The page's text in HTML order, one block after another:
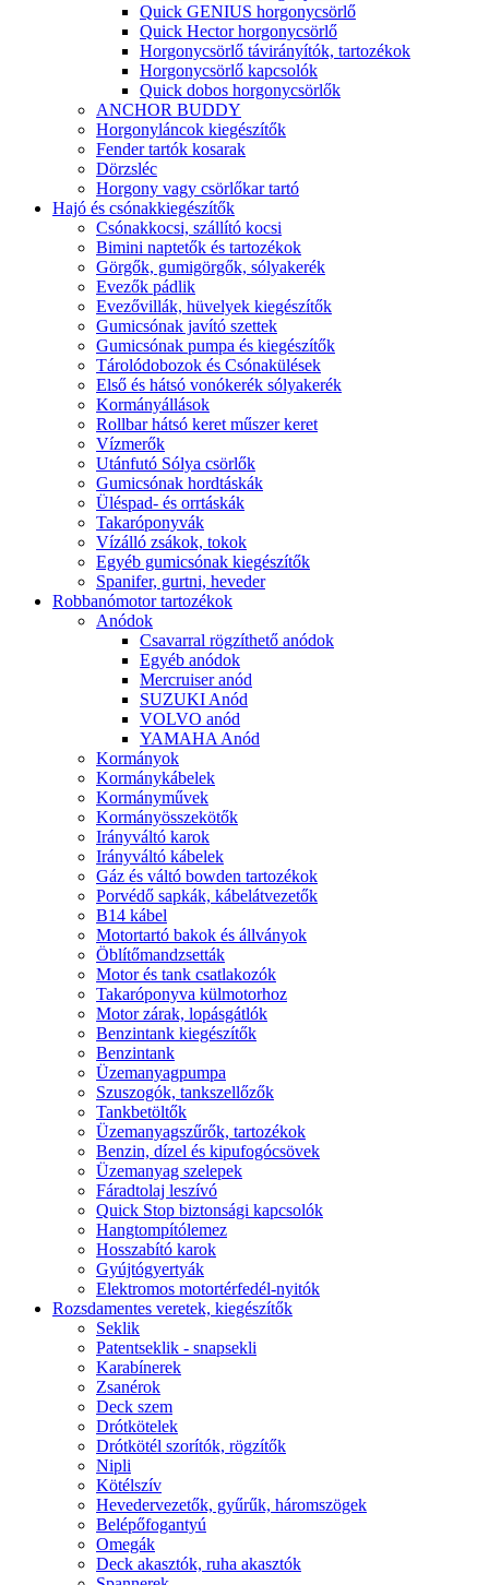
Quick GENIUS horgonycsörlő
Quick Hector horgonycsörlő
Horgonycsörlő távirányítók, tartozékok
Horgonycsörlő kapcsolók
Quick dobos horgonycsörlők
ANCHOR BUDDY
Horgonyláncok kiegészítők
Fender tartók kosarak
Dörzsléc
Horgony vagy csörlőkar tartó
Hajó és csónakkiegészítők
Csónakkocsi, szállító kocsi
Bimini naptetők és tartozékok
Görgők, gumigörgők, sólyakerék
Evezők pádlik
Evezővillák, hüvelyek kiegészítők
Gumicsónak javító szettek
Gumicsónak pumpa és kiegészítők
Tárolódobozok és Csónakülések
Első és hátsó vonókerék sólyakerék
Kormányállások
Rollbar hátsó keret műszer keret
Vízmerők
Utánfutó Sólya csörlők
Gumicsónak hordtáskák
Üléspad- és orrtáskák
Takaróponyvák
Vízálló zsákok, tokok
Egyéb gumicsónak kiegészítők
Spanifer, gurtni, heveder
Robbanómotor tartozékok
Anódok
Csavarral rögzíthető anódok
Egyéb anódok
Mercruiser anód
SUZUKI Anód
VOLVO anód
YAMAHA Anód
Kormányok
Kormánykábelek
Kormányművek
Kormányösszekötők
Irányváltó karok
Irányváltó kábelek
Gáz és váltó bowden tartozékok
Porvédő sapkák, kábelátvezetők
B14 kábel
Motortartó bakok és állványok
Öblítőmandzsetták
Motor és tank csatlakozók
Takaróponyva külmotorhoz
Motor zárak, lopásgátlók
Benzintank kiegészítők
Benzintank
Üzemanyagpumpa
Szuszogók, tankszellőzők
Tankbetöltők
Üzemanyagszűrők, tartozékok
Benzin, dízel és kipufogócsövek
Üzemanyag szelepek
Fáradtolaj leszívó
Quick Stop biztonsági kapcsolók
Hangtompítólemez
Hosszabító karok
Gyújtógyertyák
Elektromos motortérfedél-nyitók
Rozsdamentes veretek, kiegészítők
Seklik
Patentseklik - snapsekli
Karabínerek
Zsanérok
Deck szem
Drótkötelek
Drótkötél szorítók, rögzítők
Nipli
Kötélszív
Hevedervezetők, gyűrűk, háromszögek
Belépőfogantyú
Omegák
Deck akasztók, ruha akasztók